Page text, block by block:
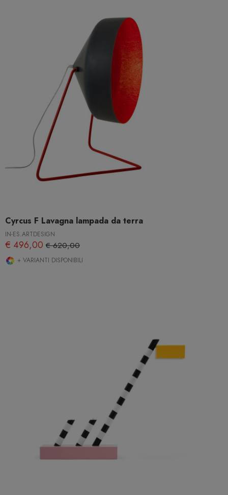
Cyrcus F Lavagna lampada da terra
IN-ES.ARTDESIGN
€ 496,00 € 620,00
+ VARIANTI DISPONIBILI